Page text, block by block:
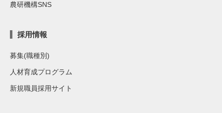
農研機構SNS
採用情報
募集(職種別)
人材育成プログラム
新規職員採用サイト